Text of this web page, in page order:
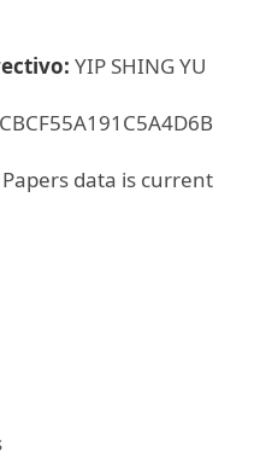
YIP SHING YU
data is current